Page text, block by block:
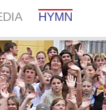
HYMN